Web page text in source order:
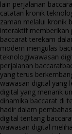
lain perjalanan
catatan kronik
zaman melalui kronik
interaktif memberikan
baccarat terekam
modern mengulas
teknologiwawasan
perjalanan baccarat
yang terus
wawasan digital yang
digital yang menarik
dinamika baccarat di
hadir dalam
digital tentang
wawasan digital